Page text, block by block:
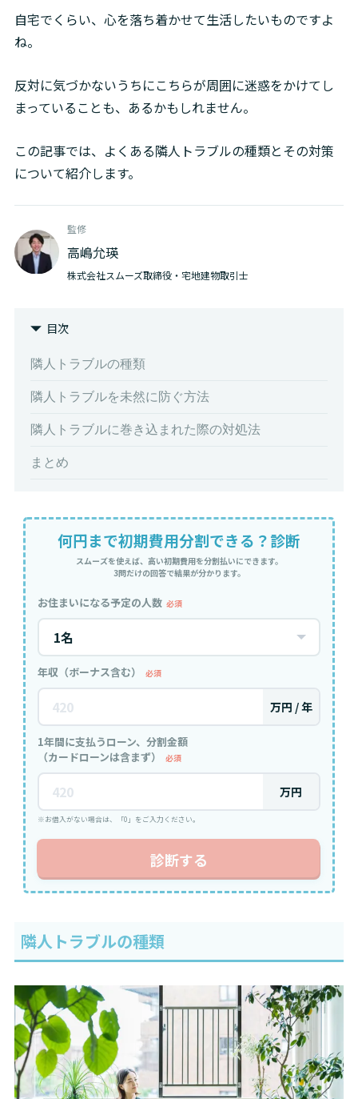
自宅でくらい、心を落ち着かせて生活したいものですよ
ね。
反対に気づかないうちにこちらが周囲に迷惑をかけてし
まっていることも、あるかもしれません。
この記事では、よくある隣人トラブルの種類とその対策
について紹介します。
監修
高嶋允瑛
株式会社スムーズ取締役・宅地建物取引士
目次
隣人トラブルの種類
隣人トラブルを未然に防ぐ方法
隣人トラブルに巻き込まれた際の対処法
まとめ
何円まで初期費用分割できる？診断
スムーズを使えば、高い初期費用を分割払いにできます。
3問だけの回答で結果が分かります。
お住まいになる予定の人数 必須
年収（ボーナス含む） 必須
万円 / 年
1年間に支払うローン、分割金額
（カードローンは含まず）
必須
万円
※お借入がない場合は、「0」をご入力ください。
診断する
隣人トラブルの種類